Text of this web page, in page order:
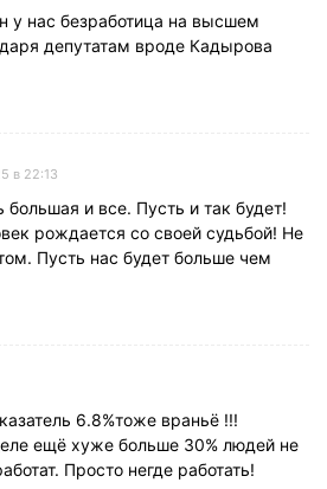
у нас безработица на высшем
депутатам вроде Кадырова
в 22:13
и все. Пусть и так будет!
рождается со своей судьбой! Не
Пусть нас будет больше чем
6.8%тоже враньё !!!
ещё хуже больше 30% людей не
Просто негде работать!